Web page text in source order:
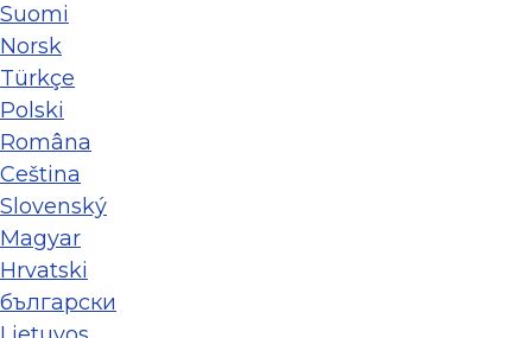
Suomi
Norsk
Türkçe
Polski
Româna
Ceština
Slovenský
Magyar
Hrvatski
български